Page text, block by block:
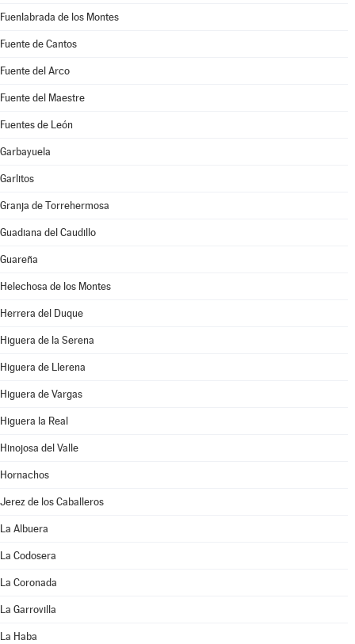
Fuenlabrada de los Montes
Fuente de Cantos
Fuente del Arco
Fuente del Maestre
Fuentes de León
Garbayuela
Garlitos
Granja de Torrehermosa
Guadiana del Caudillo
Guareña
Helechosa de los Montes
Herrera del Duque
Higuera de la Serena
Higuera de Llerena
Higuera de Vargas
Higuera la Real
Hinojosa del Valle
Hornachos
Jerez de los Caballeros
La Albuera
La Codosera
La Coronada
La Garrovilla
La Haba